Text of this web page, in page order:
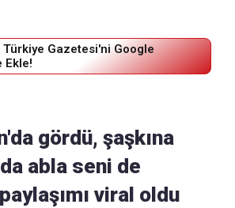
Türkiye Gazetesi'ni Google
Ekle!
gördü, şaşkına
abla seni de
viral oldu